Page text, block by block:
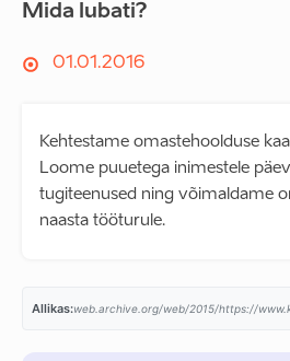
Mida lubati?
01.01.2016
Kehtestame omastehoolduse
Loome puuetega inimestele
tugiteenused ning võimaldame
naasta tööturule.
Allikas: